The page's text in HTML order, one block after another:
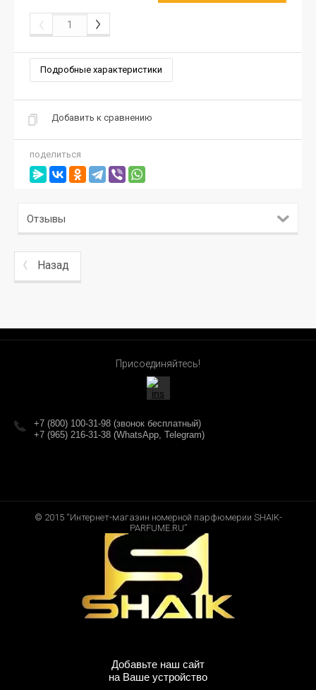
Подробные характеристики
Добавить к сравнению
поделиться
Отзывы
Назад
Присоединяйтесь!
+7 (800) 100-31-98 (звонок бесплатный)
+7 (965) 216-31-38 (WhatsApp, Telegram)
© 2015 “Интернет-магазин номерной парфюмерии SHAIK-
PARFUME.RU”
Добавьте наш сайт
на Ваше устройство